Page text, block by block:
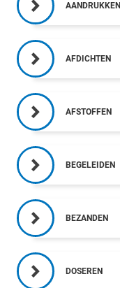
AANDRUKKEN
AFDICHTEN
AFSTOFFEN
BEGELEIDEN
BEZANDEN
DOSEREN